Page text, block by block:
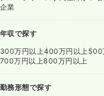
企業
年収で探す
300万円以上400万円以上 500
700万円以上800万円以上
勤務形態で探す